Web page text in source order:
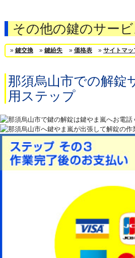
その他の鍵のサー
» 鍵交換 »鍵紛失 » 価格表 »サイトマッ
那須烏山市での解錠
用ステップ